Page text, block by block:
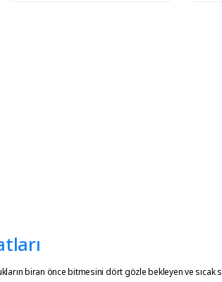
biran önce bitmesini dört gözle bekleyen ve